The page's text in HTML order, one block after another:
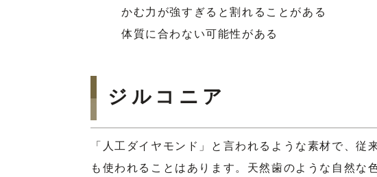
かむ力が強すぎると割れることがある
体質に合わない可能性がある
ジルコニア
「人工ダイヤモンド」と言われるような素材で、
も使われることはあります。天然歯のような自然な